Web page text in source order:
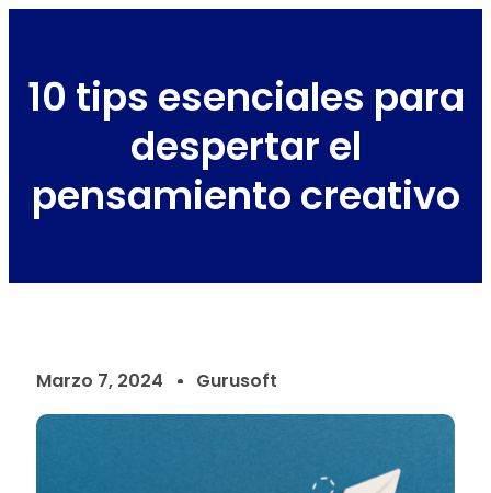
10 tips esenciales para
despertar el
pensamiento creativo
Marzo 7, 2024 Gurusoft